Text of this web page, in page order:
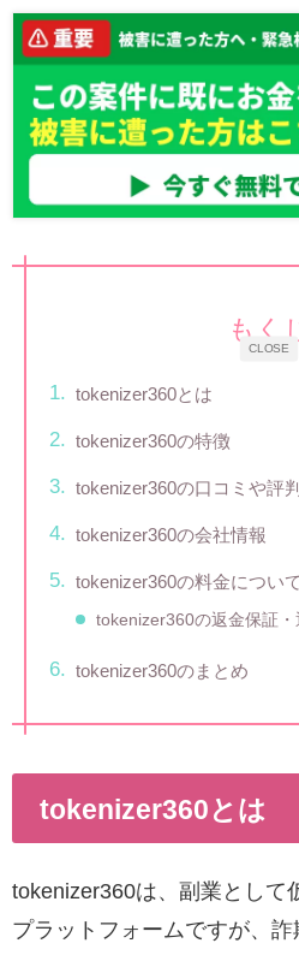
CLOSE
もく
tokenizer360とは
tokenizer360の特徴
tokenizer360の口コミや評判
tokenizer360の会社情報
tokenizer360の料金について
tokenizer360の返金保証・
tokenizer360のまとめ
tokenizer360とは
tokenizer360は、副業として
プラットフォームですが、